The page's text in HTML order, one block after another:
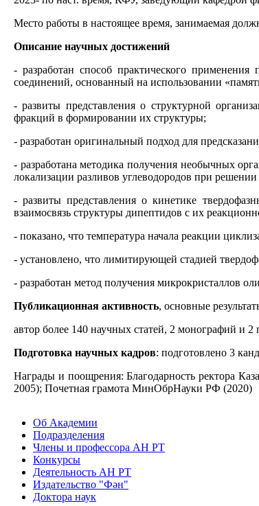
Место работы в настоящее время, занимаемая
Описание научных достижений
- разработан способ практического
соединений, основанный на использовании
- развиты представления о структурной
фракций в формировании их структуры;
- разработан оригинальный подход для
- разработана методика получения необычных
локализации разливов углеводородов при решении
- развиты представления о кинетике
взаимосвязь структуры дипептидов с их
- показано, что температура начала реакции
- установлено, что лимитирующей стадией
- разработан метод получения микрокристаллов
Публикационная активность, основные
автор более 140 научных статей, 2 монографий и 2
Подготовка научных кадров: подготовлено 3
Награды и поощрения: Благодарность ректора
2005); Почетная грамота МинОбрНауки РФ (2020)
Об Академии
Подразделения
Члены и профессора АН РТ
Конкурсы
Деятельность АН РТ
Издательство "Фән"
Доктора наук